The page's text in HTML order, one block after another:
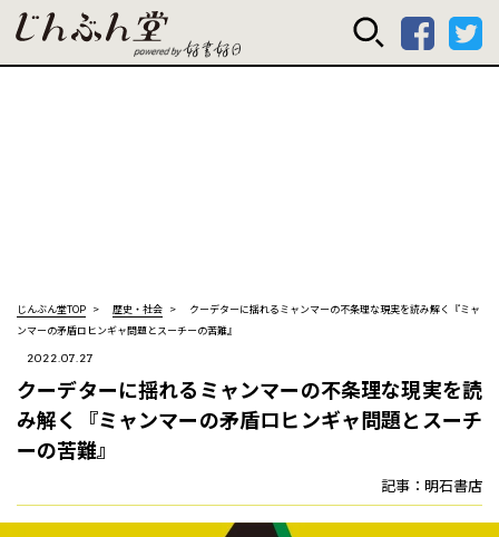
じんぶん堂
じんぶん堂TOP 歴史・社会
クーデターに揺れるミャンマーの不条理な現実を読み解く『ミャ
ンマーの矛盾――ロヒンギャ問題とスーチーの苦難』
2022.07.27
クーデターに揺れるミャンマーの不条理な現実を読
み解く『ミャンマーの矛盾――ロヒンギャ問題とスーチ
ーの苦難』
記事：明石書店